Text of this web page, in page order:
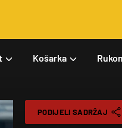
Košarka
PODIJELI SADRŽAJ